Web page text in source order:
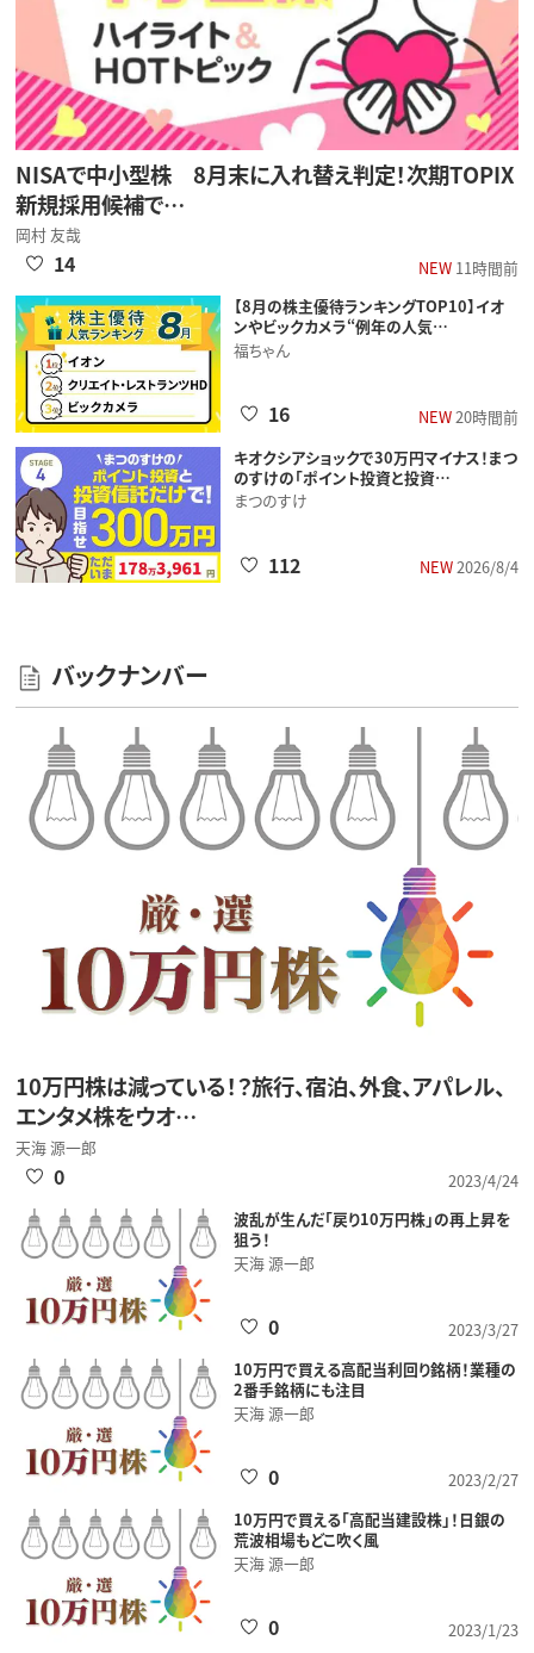
NISAで中小型株 8月末に入れ替え判定！次期TOPIX
新規採用候補で…
岡村 友哉
NEW11時間前
14
【8月の株主優待ランキングTOP10】イオ
ンやビックカメラ“例年の人気…
福ちゃん
NEW20時間前
16
キオクシアショックで30万円マイナス！まつ
のすけの「ポイント投資と投資…
まつのすけ
NEW2026/8/4
112
バックナンバー
10万円株は減っている！？旅行、宿泊、外食、アパレル、
エンタメ株をウオ…
天海 源一郎
2023/4/24
0
波乱が生んだ「戻り10万円株」の再上昇を
狙う！
天海 源一郎
2023/3/27
0
10万円で買える高配当利回り銘柄！業種の
2番手銘柄にも注目
天海 源一郎
2023/2/27
0
10万円で買える「高配当建設株」！日銀の
荒波相場もどこ吹く風
天海 源一郎
2023/1/23
0